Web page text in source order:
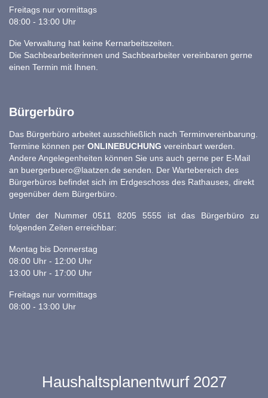
Freitags nur vormittags
08:00 - 13:00 Uhr
Die Verwaltung hat keine Kernarbeitszeiten.
Die Sachbearbeiterinnen und Sachbearbeiter vereinbaren gerne
einen Termin mit Ihnen.
Bürgerbüro
Das Bürgerbüro arbeitet ausschließlich nach Terminvereinbarung.
Termine können per ONLINEBUCHUNG vereinbart werden.
Andere Angelegenheiten können Sie uns auch gerne per E-Mail
an buergerbuero@laatzen.de senden. Der Wartebereich des
Bürgerbüros befindet sich im Erdgeschoss des Rathauses, direkt
gegenüber dem Bürgerbüro.
Unter der Nummer 0511 8205 5555 ist das Bürgerbüro zu
folgenden Zeiten erreichbar:
Montag bis Donnerstag
08:00 Uhr - 12:00 Uhr
13:00 Uhr - 17:00 Uhr
Freitags nur vormittags
08:00 - 13:00 Uhr
Haushaltsplanentwurf 2027